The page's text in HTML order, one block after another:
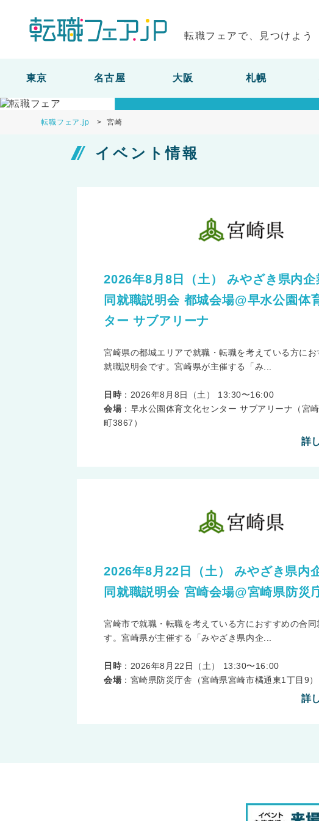
転職フェアで、見つけよう
東京 名古屋 大阪 札幌
【宮崎】 の
転職フェア.jp 宮崎
イベント情報
2026年8月8日（土） みやざき県内企
同就職説明会 都城会場@早水公園体
ター サブアリーナ
宮崎県の都城エリアで就職・転職を考えている方にお
就職説明会です。宮崎県が主催する「み...
日時 ：2026年8月8日（土） 13:30〜16:00
会場 ：早水公園体育文化センター サブアリーナ（宮
町3867）
詳
2026年8月22日（土） みやざき県内
同就職説明会 宮崎会場@宮崎県防災
宮崎市で就職・転職を考えている方におすすめの合
す。宮崎県が主催する「みやざき県内企...
日時 ：2026年8月22日（土） 13:30〜16:00
会場 ：宮崎県防災庁舎（宮崎県宮崎市橘通東1丁目9）
詳